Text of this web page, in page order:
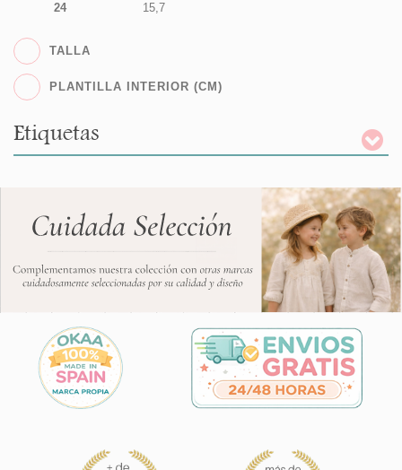
24
15,7
TALLA
PLANTILLA INTERIOR (CM)
Etiquetas